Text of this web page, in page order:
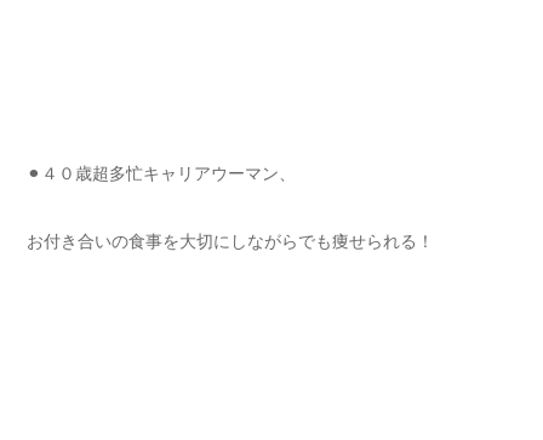
⚫︎４０歳超多忙キャリアウーマン、
お付き合いの食事を大切にしながらでも痩せられる！